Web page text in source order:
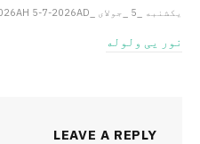
یکشنبه _5 _جولای _2026AH 5-7-2026AD
نور یی ولوله
LEAVE A REPLY